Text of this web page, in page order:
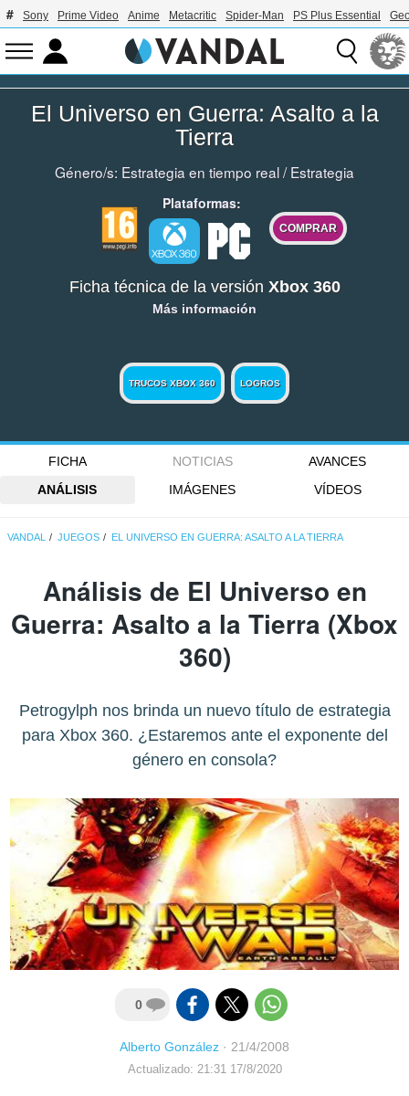
Sony Prime Video Anime Metacritic Spider-Man PS Plus Essential
El Universo en Guerra: Asalto a la
Tierra
Género/s: Estrategia en tiempo real/Estrategia
Plataformas:
COMPRAR
Ficha técnica de la versión Xbox 360
Más información
TRUCOS XBOX 360 LOGROS
FICHA NOTICIAS
AVANCES
ANÁLISIS
IMÁGENES VÍDEOS
VANDAL JUEGOS EL UNIVERSO EN GUERRA: ASALTO A LA TIERRA
Análisis de El Universo en
Guerra: Asalto a la Tierra (Xbox
360)
Petrogylph nos brinda un nuevo título de estrategia
para Xbox 360. ¿Estaremos ante el exponente del
género en consola?
0
Alberto González · 21/4/2008
Actualizado: 21:31 17/8/2020